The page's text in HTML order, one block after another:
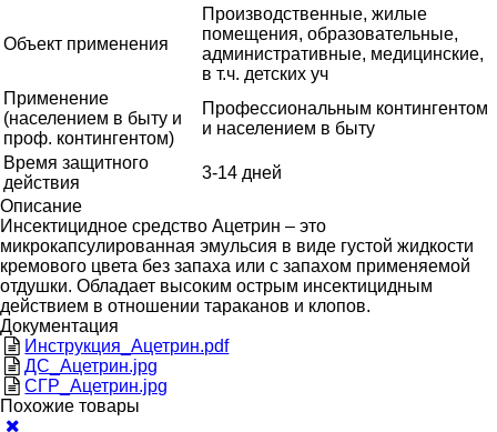
Объект применения
Производственные, жилые
помещения, образовательные,
административные, медицинские,
в т.ч. детских уч
Применение
(населением в быту и
проф. контингентом)
Профессиональным контингентом
и населением в быту
Время защитного
действия
3-14 дней
Описание
Инсектицидное средство Ацетрин – это
микрокапсулированная эмульсия в виде густой жидкости
кремового цвета без запаха или с запахом применяемой
отдушки. Обладает высоким острым инсектицидным
действием в отношении тараканов и клопов.
Документация
Инструкция_Ацетрин.pdf
ДС_Ацетрин.jpg
СГР_Ацетрин.jpg
Похожие товары